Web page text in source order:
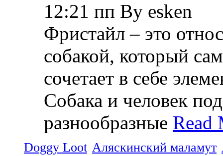
12:21 пп By esken
Фристайл – это
собакой, который
сочетает в себе
Собака и человек
разнообразные Read
Doggy Loot Аляскинский маламут